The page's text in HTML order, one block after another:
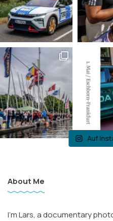
Auf
About Me
I’m Lars, a documentary